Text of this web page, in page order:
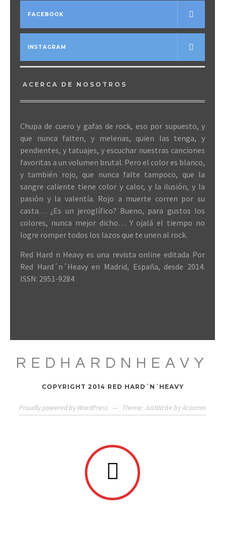
FACEBOOK
INSTAGRAM
ACERCA DE NOSOTROS
Chupa de cuero y gafas de rock, eso por supuesto, y
que nunca falten, y melenas, quien las tenga, y
pendientes, y tatuajes, y escuchar nuestras canciones
favoritas a un volumen brutal. Pero el color es blanco,
y también rojo, que nunca falte tampoco, que la
sangre caliente tiene color y calor, y la ilusión, y la
pasión y la valentía. Rojo a muerte corren por su
casta… ¿Es un jeroglífico? Bueno, para gustos los
colores, nunca mejor dicho… Y ojalá el tiempo no
logre romper todos los lazos que te unen al rock.
Red Hard n Heavy es una revista online editada Por
Red Hard´n´Heavy en Madrid, España, desde 2014.
ISSN: 2951-9284
REDHARDNHEAVY
COPYRIGHT 2014 RED HARD´N´HEAVY
Proudly powered by WordPress — Theme: JustWrite byAcosmin